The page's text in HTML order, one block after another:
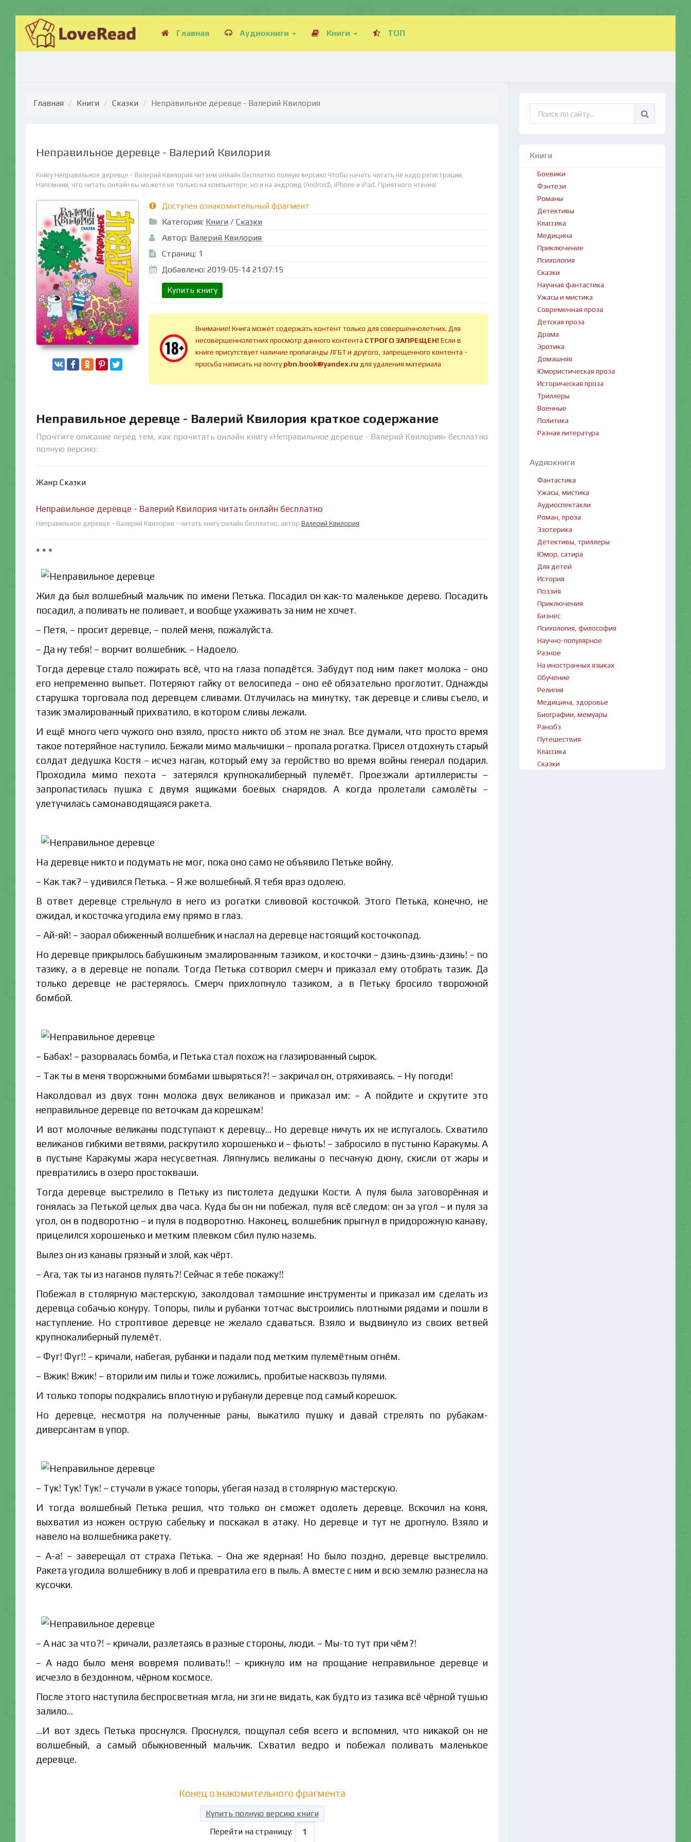
Главная Аудиокниги Книги ТОП
Главная Книги Сказки Неправильное деревце - Валерий Квилория
Неправильное деревце - Валерий Квилория
Книгу Неправильное деревце - Валерий Квилория читаем онлайн бесплатно полную версию! Чтобы начать читать не надо регистрации.
Напомним, что читать онлайн вы можете не только на компьютере, но и на андроид (Android), iPhone и iPad. Приятного чтения!
Доступен ознакомительный фрагмент
Категория: Книги / Сказки
Автор: Валерий Квилория
Страниц: 1
Добавлено: 2019-05-14 21:07:15
Купить книгу
Внимание! Книга может содержать контент только для совершеннолетних. Для
несовершеннолетних просмотр данного контента СТРОГО ЗАПРЕЩЕН!Если в
книге присутствует наличие пропаганды ЛГБТ и другого, запрещенного контента -
просьба написать на почтуpbn.book@yandex.ru для удаления материала
Неправильное деревце - Валерий Квилория краткое содержание
Прочтите описание перед тем, как прочитать онлайн книгу «Неправильное деревце - Валерий Квилория» бесплатно
полную версию:
Жанр Сказки
Неправильное деревце - Валерий Квилория читать онлайн бесплатно
Неправильное деревце - Валерий Квилория - читать книгу онлайн бесплатно, автор Валерий Квилория
* * *
Жил да был волшебный мальчик по имени Петька. Посадил он как-то маленькое дерево. Посадить
посадил, а поливать не поливает, и вообще ухаживать за ним не хочет.
– Петя, – просит деревце, – полей меня, пожалуйста.
– Да ну тебя! – ворчит волшебник. – Надоело.
Тогда деревце стало пожирать всё, что на глаза попадётся. Забудут под ним пакет молока – оно
его непременно выпьет. Потеряют гайку от велосипеда – оно её обязательно проглотит. Однажды
старушка торговала под деревцем сливами. Отлучилась на минутку, так деревце и сливы съело, и
тазик эмалированный прихватило, в котором сливы лежали.
И ещё много чего чужого оно взяло, просто никто об этом не знал. Все думали, что просто время
такое потеряйное наступило. Бежали мимо мальчишки – пропала рогатка. Присел отдохнуть старый
солдат дедушка Костя – исчез наган, который ему за геройство во время войны генерал подарил.
Проходила мимо пехота – затерялся крупнокалиберный пулемёт. Проезжали артиллеристы –
запропастилась пушка с двумя ящиками боевых снарядов. А когда пролетали самолёты –
улетучилась самонаводящаяся ракета.
На деревце никто и подумать не мог, пока оно само не объявило Петьке войну.
– Как так? – удивился Петька. – Я же волшебный. Я тебя враз одолею.
В ответ деревце стрельнуло в него из рогатки сливовой косточкой. Этого Петька, конечно, не
ожидал, и косточка угодила ему прямо в глаз.
– Ай-яй! – заорал обиженный волшебник и наслал на деревце настоящий косточкопад.
Но деревце прикрылось бабушкиным эмалированным тазиком, и косточки – дзинь-дзинь-дзинь! – по
тазику, а в деревце не попали. Тогда Петька сотворил смерч и приказал ему отобрать тазик. Да
только деревце не растерялось. Смерч прихлопнуло тазиком, а в Петьку бросило творожной
бомбой.
– Бабах! – разорвалась бомба, и Петька стал похож на глазированный сырок.
– Так ты в меня творожными бомбами швыряться?! – закричал он, отряхиваясь. – Ну погоди!
Наколдовал из двух тонн молока двух великанов и приказал им: – А пойдите и скрутите это
неправильное деревце по веточкам да корешкам!
И вот молочные великаны подступают к деревцу… Но деревце ничуть их не испугалось. Схватило
великанов гибкими ветвями, раскрутило хорошенько и – фьють! – забросило в пустыню Каракумы. А
в пустыне Каракумы жара несусветная. Ляпнулись великаны о песчаную дюну, скисли от жары и
превратились в озеро простокваши.
Тогда деревце выстрелило в Петьку из пистолета дедушки Кости. А пуля была заговорённая и
гонялась за Петькой целых два часа. Куда бы он ни побежал, пуля всё следом: он за угол – и пуля за
угол, он в подворотню – и пуля в подворотню. Наконец, волшебник прыгнул в придорожную канаву,
прицелился хорошенько и метким плевком сбил пулю наземь.
Вылез он из канавы грязный и злой, как чёрт.
– Ага, так ты из наганов пулять?! Сейчас я тебе покажу!!
Побежал в столярную мастерскую, заколдовал тамошние инструменты и приказал им сделать из
деревца собачью конуру. Топоры, пилы и рубанки тотчас выстроились плотными рядами и пошли в
наступление. Но строптивое деревце не желало сдаваться. Взяло и выдвинуло из своих ветвей
крупнокалиберный пулемёт.
– Фуг! Фуг!! – кричали, набегая, рубанки и падали под метким пулемётным огнём.
– Вжик! Вжик! – вторили им пилы и тоже ложились, пробитые насквозь пулями.
И только топоры подкрались вплотную и рубанули деревце под самый корешок.
Но деревце, несмотря на полученные раны, выкатило пушку и давай стрелять по рубакам-
диверсантам в упор.
– Тук! Тук! Тук! – стучали в ужасе топоры, убегая назад в столярную мастерскую.
И тогда волшебный Петька решил, что только он сможет одолеть деревце. Вскочил на коня,
выхватил из ножен острую сабельку и поскакал в атаку. Но деревце и тут не дрогнуло. Взяло и
навело на волшебника ракету.
– А-а! – заверещал от страха Петька. – Она же ядерная! Но было поздно, деревце выстрелило.
Ракета угодила волшебнику в лоб и превратила его в пыль. А вместе с ним и всю землю разнесла на
кусочки.
– А нас за что?! – кричали, разлетаясь в разные стороны, люди. – Мы-то тут при чём?!
– А надо было меня вовремя поливать!! – крикнуло им на прощание неправильное деревце и
исчезло в бездонном, чёрном космосе.
После этого наступила беспросветная мгла, ни зги не видать, как будто из тазика всё чёрной тушью
залило…
…И вот здесь Петька проснулся. Проснулся, пощупал себя всего и вспомнил, что никакой он не
волшебный, а самый обыкновенный мальчик. Схватил ведро и побежал поливать маленькое
деревце.
Конец ознакомительного фрагмента
Купить полную версию книги
Перейти на страницу:
Книги
Боевики
Фэнтези
Романы
Детективы
Классика
Медицина
Приключение
Психология
Сказки
Научная фантастика
Ужасы и мистика
Современная проза
Детская проза
Драма
Эротика
Домашняя
Юмористическая проза
Историческая проза
Триллеры
Военные
Политика
Разная литература
Аудиокниги
Фантастика
Ужасы, мистика
Аудиоспектакли
Роман, проза
Эзотерика
Детективы, триллеры
Юмор, сатира
Для детей
История
Поэзия
Приключения
Бизнес
Психология, философия
Научно-популярное
Разное
На иностранных языках
Обучение
Религия
Медицина, здоровье
Биографии, мемуары
Ранобэ
Путешествия
Классика
Сказки